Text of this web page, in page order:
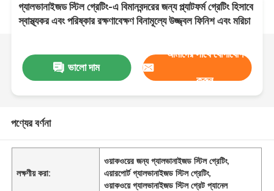
গ্যালভানাইজড স্টিল গ্রেটিং-এ বিমানবন্দরের জন্য প্ল্যাটফর্ম গ্রেটিং হিসাবে
স্বাস্থ্যকর এবং পরিষ্কার রক্ষণাবেক্ষণ বিনামূল্যে উজ্জ্বল ফিনিশ এবং মরিচা
ভালো দাম
আমাদের সাথে যোগাযোগ
করুন
পণ্যের বর্ণনা
লক্ষণীয় করা:
ওয়াকওয়ের জন্য গ্যালভানাইজড স্টিল গ্রেটিং,
এয়ারপোর্ট গ্যালভানাইজড স্টিল গ্রেটিং,
ওয়াকওয়ে গ্যালভানাইজড স্টিল গ্রেট প্যানেল